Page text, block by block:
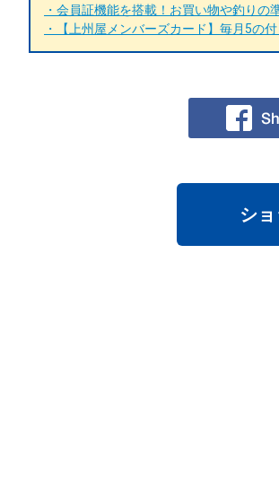
・会員証機能を搭載！お買い物や釣りの
・【上州屋メンバーズカード】毎月5の
シ